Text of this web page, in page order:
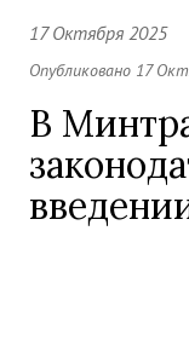
17 Октября 2025
Опубликовано 17
В